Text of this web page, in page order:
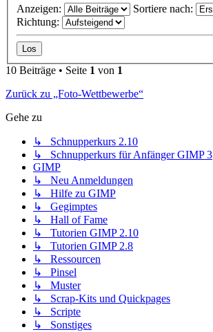
Anzeigen:
Sortiere nach:
Richtung:
10 Beiträge • Seite 1 von 1
Zurück zu „Foto-Wettbewerbe“
Gehe zu
↳ Schnupperkurs 2.10
↳ Schnupperkurs für Anfänger GIMP 3
GIMP
↳ Neu Anmeldungen
↳ Hilfe zu GIMP
↳ Gegimptes
↳ Hall of Fame
↳ Tutorien GIMP 2.10
↳ Tutorien GIMP 2.8
↳ Ressourcen
↳ Pinsel
↳ Muster
↳ Scrap-Kits und Quickpages
↳ Scripte
↳ Sonstiges